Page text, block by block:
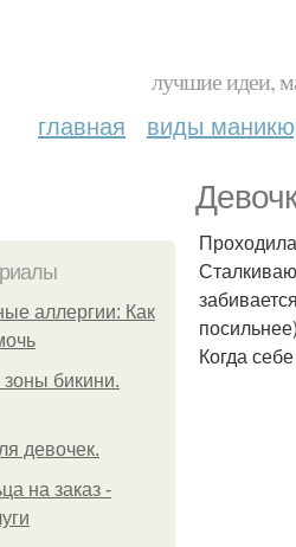
лучшие идеи,
главная виды
аллергии: Как
бикини.
девочек.
на заказ -
Когда